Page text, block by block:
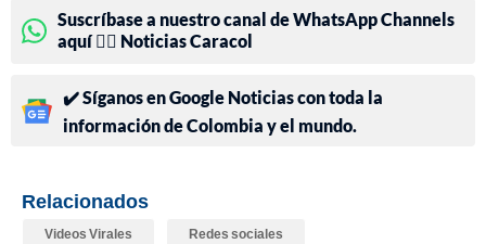
Suscríbase a nuestro canal de WhatsApp Channels
aquí 👉🏻 Noticias Caracol
✔️ Síganos en Google Noticias con toda la
información de Colombia y el mundo.
Relacionados
Videos Virales Redes sociales